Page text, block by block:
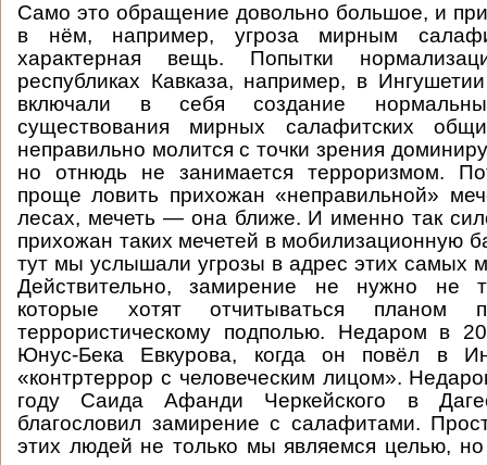
Само это обращение довольно большое, и
в нём, например, угроза мирным
характерная вещь. Попытки
республиках Кавказа, например, в
включали в себя создание
существования мирных салафитских
неправильно молится с точки зрения
но отнюдь не занимается терроризмом.
проще ловить прихожан «неправильной»
лесах, мечеть — она ближе. И именно так
прихожан таких мечетей в мобилизационную
тут мы услышали угрозы в адрес этих самых
Действительно, замирение не нужно не
которые хотят отчитываться
террористическому подполью. Недаром в
Юнус-Бека Евкурова, когда он повёл в
«контртеррор с человеческим лицом».
году Саида Афанди Черкейского в
благословил замирение с салафитами.
этих людей не только мы являемся целью,